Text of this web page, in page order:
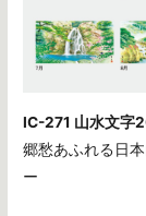
IC-271 山水文字
郷愁あふれる日
ー